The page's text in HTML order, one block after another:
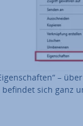
–
sich ganz